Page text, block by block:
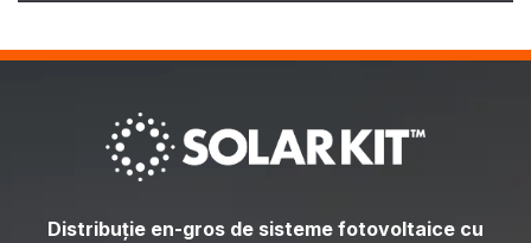
Distribuție en-gros de sisteme fotovoltaice cu